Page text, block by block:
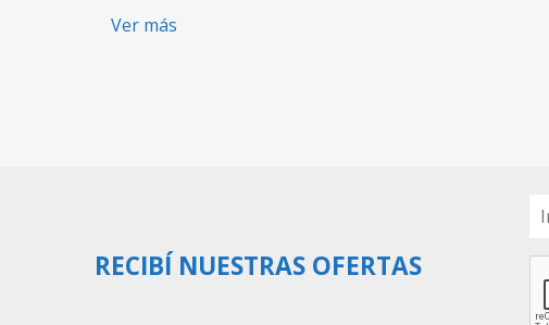
Ver más
RECIBÍ NUESTRAS OFERTAS